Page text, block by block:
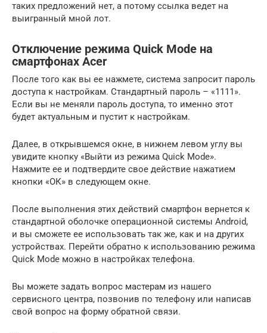
таких предложений нет, а потому ссылка ведет на
выигранный мной лот.
Отключение режима Quick Mode на
смартфонах Acer
После того как вы ее нажмете, система запросит пароль
доступа к настройкам. Стандартный пароль – «1111».
Если вы не меняли пароль доступа, то именно этот
будет актуальным и пустит к настройкам.
Далее, в открывшемся окне, в нижнем левом углу вы
увидите кнопку «Выйти из режима Quick Mode».
Нажмите ее и подтвердите свое действие нажатием
кнопки «ОК» в следующем окне.
После выполнения этих действий смартфон вернется к
стандартной оболочке операционной системы Android,
и вы сможете ее использовать так же, как и на других
устройствах. Перейти обратно к использованию режима
Quick Mode можно в настройках телефона.
Вы можете задать вопрос мастерам из нашего
сервисного центра, позвонив по телефону или написав
свой вопрос на форму обратной связи.